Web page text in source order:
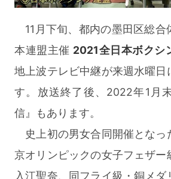
11月下旬、都内の墨田区総合
本連盟主催 2021全日本ボクシ
地上波テレビ中継が来週水曜日
す。放送終了後、2022年1月
信』もあります。
史上初の男女合同開催となっ
京オリンピックの女子フェザー
入江聖奈、同フライ級・銅メダ